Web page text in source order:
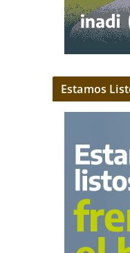
Estamos